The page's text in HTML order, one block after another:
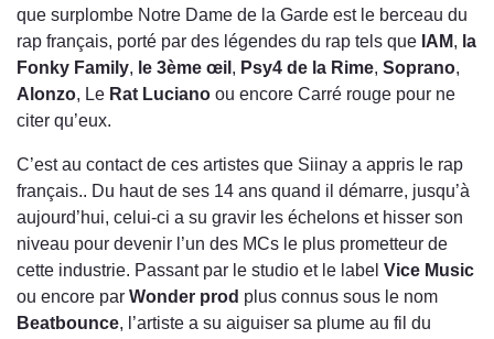
que surplombe Notre Dame de la Garde est le berceau du
rap français, porté par des légendes du rap tels que IAM, la
Fonky Family, le 3ème œil , Psy4 de la Rime, Soprano,
Alonzo, Le Rat Luciano ou encore Carré rouge pour ne
citer qu’eux.
C’est au contact de ces artistes que Siinay a appris le rap
français.. Du haut de ses 14 ans quand il démarre, jusqu’à
aujourd’hui, celui-ci a su gravir les échelons et hisser son
niveau pour devenir l’un des MCs le plus prometteur de
cette industrie. Passant par le studio et le label Vice Music
ou encore par Wonder prod plus connus sous le nom
Beatbounce, l’artiste a su aiguiser sa plume au fil du